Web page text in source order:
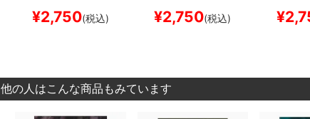
¥2,750(税込) ¥2,750(税込) ¥
他の人はこんな商品もみています